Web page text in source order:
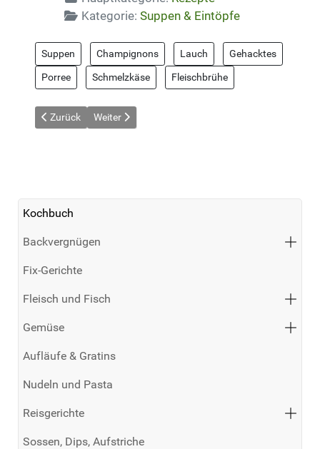
Kategorie: Suppen & Eintöpfe
Suppen Champignons Lauch Gehacktes
Porree Schmelzkäse Fleischbrühe
Vorheriger Beitrag: Kartoffel-Mais-Topf mit Kidneybohnen
Zurück Nächster Beitrag: Klassische Rindfleischbrühe
Weiter
Kochbuch
Backvergnügen
Fix-Gerichte
Fleisch und Fisch
Gemüse
Aufläufe & Gratins
Nudeln und Pasta
Reisgerichte
Sossen, Dips, Aufstriche